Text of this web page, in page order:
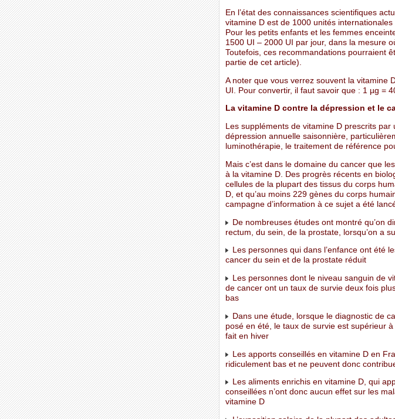
En l’état des connaissances scientifiques
vitamine D est de 1000 unités
Pour les petits enfants et les femmes
1500 UI – 2000 UI par jour, dans la mesure
Toutefois, ces recommandations pourraient
partie de cet article).
A noter que vous verrez souvent la vitamine
UI. Pour convertir, il faut savoir que : 1 µg =
La vitamine D contre la dépression et le
Les suppléments de vitamine D prescrits
dépression annuelle saisonnière,
luminothérapie, le traitement de référence
Mais c’est dans le domaine du cancer que
à la vitamine D. Des progrès récents en
cellules de la plupart des tissus du corps
D, et qu’au moins 229 gènes du corps
campagne d’information à ce sujet a été
De nombreuses études ont montré qu’on
rectum, du sein, de la prostate, lorsqu’on a
Les personnes qui dans l’enfance ont été
cancer du sein et de la prostate réduit
Les personnes dont le niveau sanguin de
de cancer ont un taux de survie deux fois
bas
Dans une étude, lorsque le diagnostic de
posé en été, le taux de survie est supérieur
fait en hiver
Les apports conseillés en vitamine D en
ridiculement bas et ne peuvent donc
Les aliments enrichis en vitamine D, qui
conseillées n’ont donc aucun effet sur les
vitamine D